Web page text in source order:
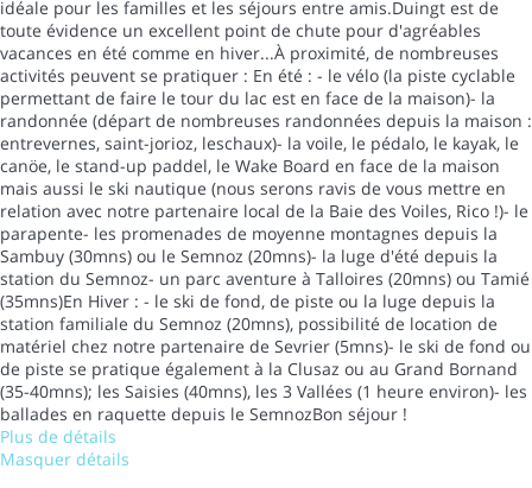
idéale pour les familles et les séjours entre amis.Duingt est de
toute évidence un excellent point de chute pour d'agréables
vacances en été comme en hiver...À proximité, de nombreuses
activités peuvent se pratiquer : En été : - le vélo (la piste cyclable
permettant de faire le tour du lac est en face de la maison)- la
randonnée (départ de nombreuses randonnées depuis la maison :
entrevernes, saint-jorioz, leschaux)- la voile, le pédalo, le kayak, le
canöe, le stand-up paddel, le Wake Board en face de la maison
mais aussi le ski nautique (nous serons ravis de vous mettre en
relation avec notre partenaire local de la Baie des Voiles, Rico !)- le
parapente- les promenades de moyenne montagnes depuis la
Sambuy (30mns) ou le Semnoz (20mns)- la luge d'été depuis la
station du Semnoz- un parc aventure à Talloires (20mns) ou Tamié
(35mns)En Hiver : - le ski de fond, de piste ou la luge depuis la
station familiale du Semnoz (20mns), possibilité de location de
matériel chez notre partenaire de Sevrier (5mns)- le ski de fond ou
de piste se pratique également à la Clusaz ou au Grand Bornand
(35-40mns); les Saisies (40mns), les 3 Vallées (1 heure environ)- les
ballades en raquette depuis le SemnozBon séjour !
Plus de détails
Masquer détails